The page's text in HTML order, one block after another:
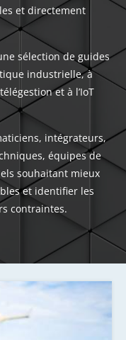
et directement
sélection de guides
industrielle, à
et à l’IoT
intégrateurs,
équipes de
souhaitant mieux
et identifier les
contraintes.